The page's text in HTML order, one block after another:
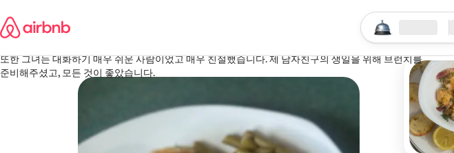
바로가기
검색 시작하기
위치
터스컬루사, 앨라배마
,
·2026년 5월
티아라는 저에게 너무 다정하고 인내심을 보여주었습니다. 그녀의 환대는 놀라웠고, 음식은 더욱 좋았습니다.
또한 그녀는 대화하기 매우 쉬운 사람이었고 매우 친절했습니다. 제 남자친구의 생일을 위해 브런치를
준비해주셨고, 모든 것이 좋았습니다.